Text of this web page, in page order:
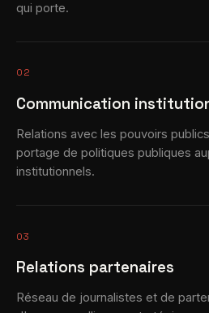
qui porte.
02
Communication
Relations avec les pouvoirs
portage de politiques publiques
institutionnels.
03
Relations partenaires
Réseau de journalistes et de